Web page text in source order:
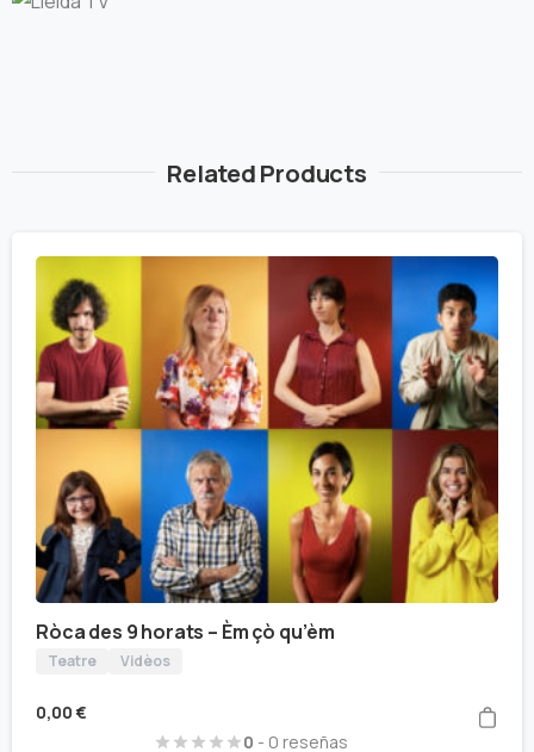
Related Products
Ròca des 9 horats – Èm çò qu’èm
Teatre Vidèos
0,00 €
0 - 0 reseñas